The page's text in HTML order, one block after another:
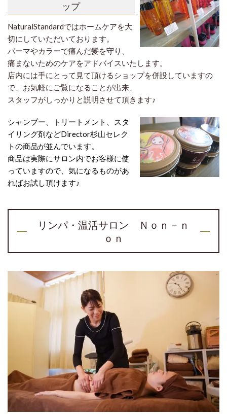
ップ
NaturalStandardではホームケアを大
切にしていただいております。
パーマやカラーで痛んだ髪を守り、
痛まないためのケアをアドバイスいたします。
店内には手にとって見て頂けるショップを併設していますの
で、お気軽にご覧になることが出来、
スタッフがしっかりと説明させて頂きます♪
シャンプー、トリートメント、スタ
イリング剤などDirector杉山セレク
トの商品が並んでいます。
商品は実際にサロン内でお客様に使
っていますので、気になるものがあ
ればお試し頂けます♪
リンパ・温活サロン Ｎｏｎ－ｎ
ｏｎ